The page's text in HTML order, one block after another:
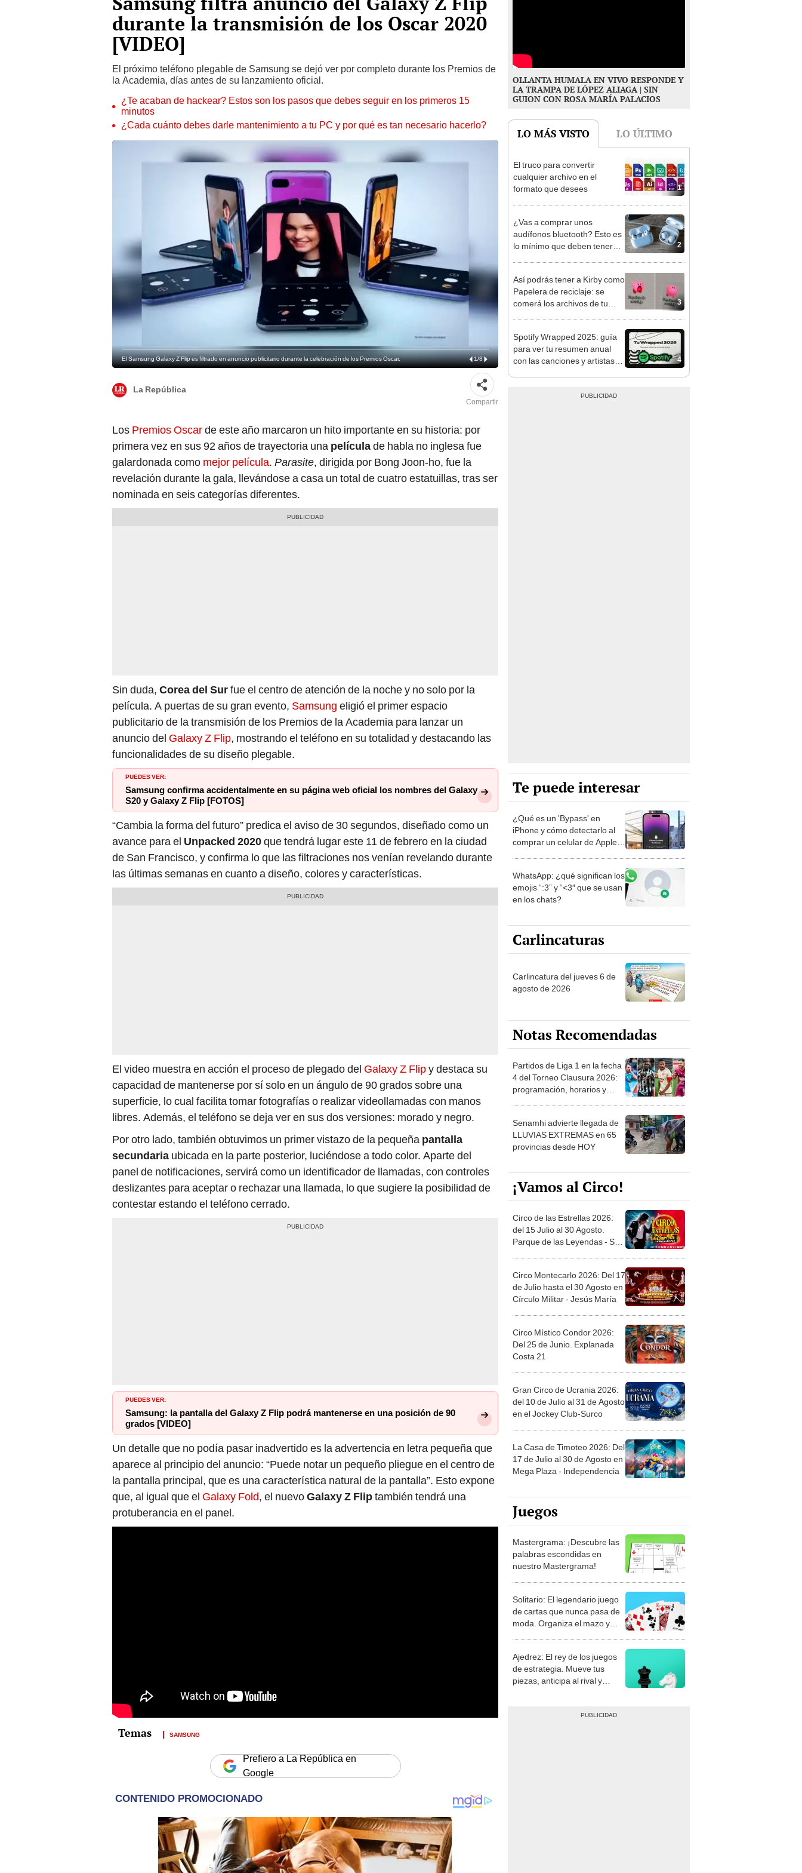
durante la transmisión de los Oscar 2020
[VIDEO]
El próximo teléfono plegable de Samsung se dejó ver por completo durante los Premios de
la Academia, días antes de su lanzamiento oficial.
¿Te acaban de hackear? Estos son los pasos que debes seguir en los primeros 15
minutos
¿Cada cuánto debes darle mantenimiento a tu PC y por qué es tan necesario hacerlo?
El Samsung Galaxy Z Flip es filtrado en anuncio publicitario durante la celebración de los Premios Oscar. 1/8
La República
Compartir
Los Premios Oscarde este año marcaron un hito importante en su historia: por
primera vez en sus 92 años de trayectoria una películade habla no inglesa fue
galardonada como mejor película. Parasite, dirigida por Bong Joon-ho, fue la
revelación durante la gala, llevándose a casa un total de cuatro estatuillas, tras ser
nominada en seis categorías diferentes.
Sin duda, Corea del Surfue el centro de atención de la noche y no solo por la
película. A puertas de su gran evento, Samsung eligió el primer espacio
publicitario de la transmisión de los Premios de la Academia para lanzar un
anuncio del Galaxy Z Flip, mostrando el teléfono en su totalidad y destacando las
funcionalidades de su diseño plegable.
PUEDES VER:
Samsung confirma accidentalmente en su página web oficial los nombres del Galaxy
S20 y Galaxy Z Flip [FOTOS]
“Cambia la forma del futuro” predica el aviso de 30 segundos, diseñado como un
avance para el Unpacked 2020que tendrá lugar este 11 de febrero en la ciudad
de San Francisco, y confirma lo que las filtraciones nos venían revelando durante
las últimas semanas en cuanto a diseño, colores y características.
El video muestra en acción el proceso de plegado del Galaxy Z Flipy destaca su
capacidad de mantenerse por sí solo en un ángulo de 90 grados sobre una
superficie, lo cual facilita tomar fotografías o realizar videollamadas con manos
libres. Además, el teléfono se deja ver en sus dos versiones: morado y negro.
Por otro lado, también obtuvimos un primer vistazo de la pequeña pantalla
secundaria ubicada en la parte posterior, luciéndose a todo color. Aparte del
panel de notificaciones, servirá como un identificador de llamadas, con controles
deslizantes para aceptar o rechazar una llamada, lo que sugiere la posibilidad de
contestar estando el teléfono cerrado.
PUEDES VER:
Samsung: la pantalla del Galaxy Z Flip podrá mantenerse en una posición de 90
grados [VIDEO]
Un detalle que no podía pasar inadvertido es la advertencia en letra pequeña que
aparece al principio del anuncio: “Puede notar un pequeño pliegue en el centro de
la pantalla principal, que es una característica natural de la pantalla”. Esto expone
que, al igual que el Galaxy Fold, el nuevoGalaxy Z Fliptambién tendrá una
protuberancia en el panel.
SAMSUNG
Prefiero a La República en
Google
OLLANTA HUMALA EN VIVO RESPONDE Y
LA TRAMPA DE LÓPEZ ALIAGA | SIN
GUION CON ROSA MARÍA PALACIOS
LO MÁS VISTO LO ÚLTIMO
1
El truco para convertir
cualquier archivo en el
formato que desees
2
¿Vas a comprar unos
audífonos bluetooth? Esto es
lo mínimo que deben tener
3
Así podrás tener a Kirby como
Papelera de reciclaje: se
comerá los archivos de tu
4
Spotify Wrapped 2025: guía
para ver tu resumen anual
con las canciones y artistas
Te puede interesar
¿Qué es un 'Bypass' en
iPhone y cómo detectarlo al
comprar un celular de Apple
WhatsApp: ¿qué significan los
emojis “:3” y “<3″ que se usan
en los chats?
Carlincaturas
Carlincatura del jueves 6 de
agosto de 2026
Notas Recomendadas
Partidos de Liga 1 en la fecha
4 del Torneo Clausura 2026:
programación, horarios y
Senamhi advierte llegada de
LLUVIAS EXTREMAS en 65
provincias desde HOY
¡Vamos al Circo!
Circo de las Estrellas 2026:
del 15 Julio al 30 Agosto.
Parque de las Leyendas - San
Circo Montecarlo 2026: Del 17
de Julio hasta el 30 Agosto en
Círculo Militar - Jesús María
Circo Místico Condor 2026:
Del 25 de Junio. Explanada
Costa 21
Gran Circo de Ucrania 2026:
del 10 de Julio al 31 de Agosto
en el Jockey Club-Surco
La Casa de Timoteo 2026: Del
17 de Julio al 30 de Agosto en
Mega Plaza - Independencia
Juegos
Mastergrama: ¡Descubre las
palabras escondidas en
nuestro Mastergrama!
Solitario: El legendario juego
de cartas que nunca pasa de
moda. Organiza el mazo y
Ajedrez: El rey de los juegos
de estrategia. Mueve tus
piezas, anticipa al rival y